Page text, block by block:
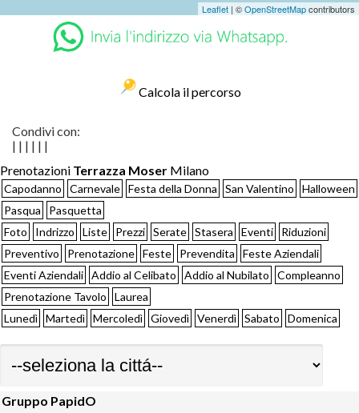
Leaflet | ©OpenStreetMapcontributors
Calcola il percorso
Condivi con:
| | | | | |
Prenotazioni Terrazza Moser Milano
Capodanno Carnevale Festa della Donna San Valentino
Halloween
Pasqua
Pasquetta
Foto
Indrizzo Liste Prezzi Serate Stasera Eventi
Riduzioni
Preventivo
Prenotazione Feste Prevendita
Feste Aziendali
Eventi Aziendali Addio al Celibato Addio al Nubilato
Compleanno
Prenotazione Tavolo
Laurea
Lunedì Martedì Mercoledì Giovedì Venerdì Sabato Domenica
Gruppo PapidO